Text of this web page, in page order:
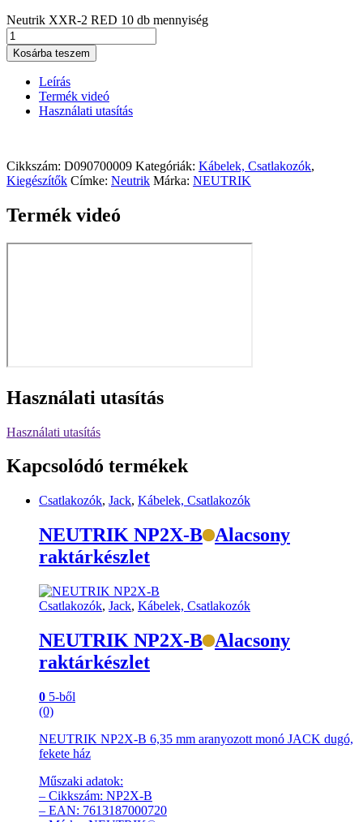
Neutrik XXR-2 RED 10 db mennyiség
Kosárba teszem
Leírás
Termék videó
Használati utasítás
Cikkszám: D090700009 Kategóriák: Kábelek, Csatlakozók,
Kiegészítők Címke: Neutrik Márka: NEUTRIK
Termék videó
Használati utasítás
Használati utasítás
Kapcsolódó termékek
Csatlakozók, Jack, Kábelek, Csatlakozók
NEUTRIK NP2X-B Alacsony
raktárkészlet
Csatlakozók, Jack, Kábelek, Csatlakozók
NEUTRIK NP2X-B
Alacsony
raktárkészlet
0 5-ből
(0)
NEUTRIK NP2X-B 6,35 mm aranyozott monó JACK dugó,
fekete ház
Műszaki adatok:
– Cikkszám: NP2X-B
– EAN: 7613187000720